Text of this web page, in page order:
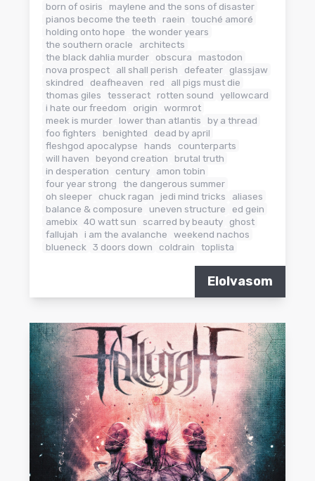
born of osiris
maylene and the sons of disaster
pianos become the teeth
raein
touché amoré
holding onto hope
the wonder years
the southern oracle
architects
the black dahlia murder obscura
mastodon
nova prospect
all shall perish defeater
glassjaw
skindred
deafheaven red
all pigs must die
thomas giles
tesseract rotten sound
yellowcard
i hate our freedom
origin
wormrot
meek is murder lower than atlantis
by a thread
foo fighters
benighted
dead by april
fleshgod apocalypse
hands
counterparts
will haven
beyond creation
brutal truth
in desperation
century
amon tobin
four year strong
the dangerous summer
oh sleeper chuck ragan jedi mind tricks
aliases
balance & composure
uneven structure
ed gein
amebix 40 watt sun scarred by beauty
ghost
fallujah
i am the avalanche
weekend nachos
blueneck 3 doors down coldrain toplista
Elolvasom